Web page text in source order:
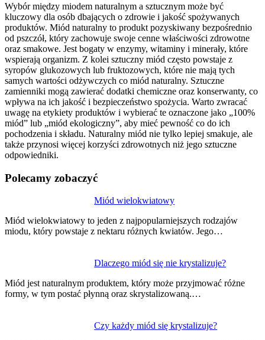
Wybór między miodem naturalnym a sztucznym może być
kluczowy dla osób dbających o zdrowie i jakość spożywanych
produktów. Miód naturalny to produkt pozyskiwany bezpośrednio
od pszczół, który zachowuje swoje cenne właściwości zdrowotne
oraz smakowe. Jest bogaty w enzymy, witaminy i minerały, które
wspierają organizm. Z kolei sztuczny miód często powstaje z
syropów glukozowych lub fruktozowych, które nie mają tych
samych wartości odżywczych co miód naturalny. Sztuczne
zamienniki mogą zawierać dodatki chemiczne oraz konserwanty, co
wpływa na ich jakość i bezpieczeństwo spożycia. Warto zwracać
uwagę na etykiety produktów i wybierać te oznaczone jako „100%
miód” lub „miód ekologiczny”, aby mieć pewność co do ich
pochodzenia i składu. Naturalny miód nie tylko lepiej smakuje, ale
także przynosi więcej korzyści zdrowotnych niż jego sztuczne
odpowiedniki.
Polecamy zobaczyć
Miód wielokwiatowy
Miód wielokwiatowy to jeden z najpopularniejszych rodzajów
miodu, który powstaje z nektaru różnych kwiatów. Jego…
Dlaczego miód się nie krystalizuje?
Miód jest naturalnym produktem, który może przyjmować różne
formy, w tym postać płynną oraz skrystalizowaną.…
Czy każdy miód się krystalizuje?
wpisu